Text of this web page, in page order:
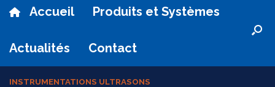
Accueil Produits et Systèmes
Actualités Contact
INSTRUMENTATIONS ULTRASONS